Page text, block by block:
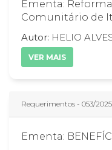
Ementa:
Comunitário de
Autor: HELIO
VER MAIS
Requerimentos - 053/2025
Ementa: